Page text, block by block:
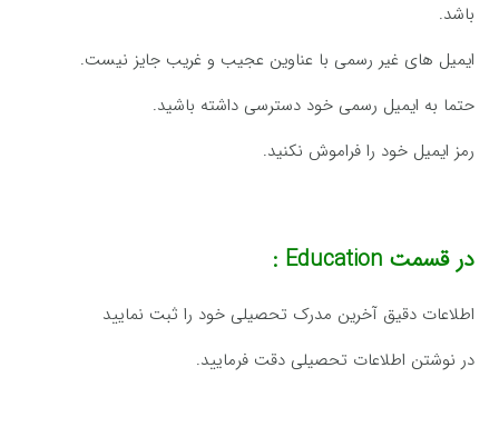
باشد.
ایمیل های غیر رسمی با عناوین عجیب و غریب جایز نیست.
حتما به ایمیل رسمی خود دسترسی داشته باشید.
رمز ایمیل خود را فراموش نکنید.
در قسمت Education :
اطلاعات دقیق آخرین مدرک تحصیلی خود را ثبت نمایید
در نوشتن اطلاعات تحصیلی دقت فرمایید.